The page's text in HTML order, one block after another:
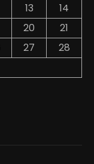
13
14
20
21
27
28